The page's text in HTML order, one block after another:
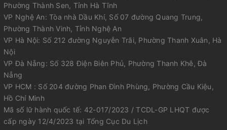
Phường Thành Sen, Tỉnh Hà Tĩnh
VP Nghệ An: Tòa nhà Dầu Khí, Số 07 đường Quang Trung,
Phường Thành Vinh, Tỉnh Nghệ An
VP Hà Nội: Số 212 đường Nguyễn Trãi, Phường Thanh Xuân, Hà
Nội
VP Đà Nẵng: Số 328 Điện Biên Phủ, Phường Thanh Khê, Đà
Nẵng
VP HCM : Số 204 đường Phan Đình Phùng, Phường Cầu Kiệu,
Hồ Chí Minh
Mã số lữ hành quốc tế: 42-017/2023 / TCDL-GP LHQT được
cấp ngày 12/4/2023 tại Tổng Cục Du Lịch